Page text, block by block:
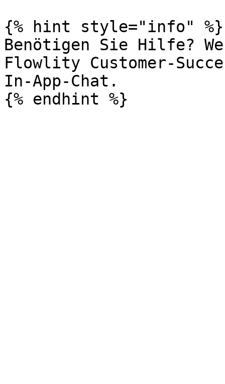
{% hint style="info" %}
Benötigen Sie Hilfe?
Flowlity Customer-
In-App-Chat.